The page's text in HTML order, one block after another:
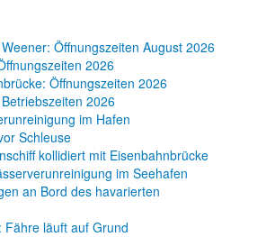
Öffnungszeiten August 2026
2026
Öffnungszeiten 2026
2026
im Hafen
Schleuse
kollidiert mit Eisenbahnbrücke
im Seehafen
an Bord des havarierten
Fähre läuft auf Grund